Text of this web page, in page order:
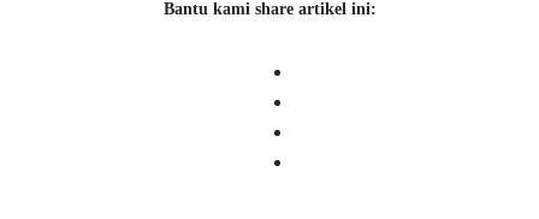
Bantu kami share artikel ini: